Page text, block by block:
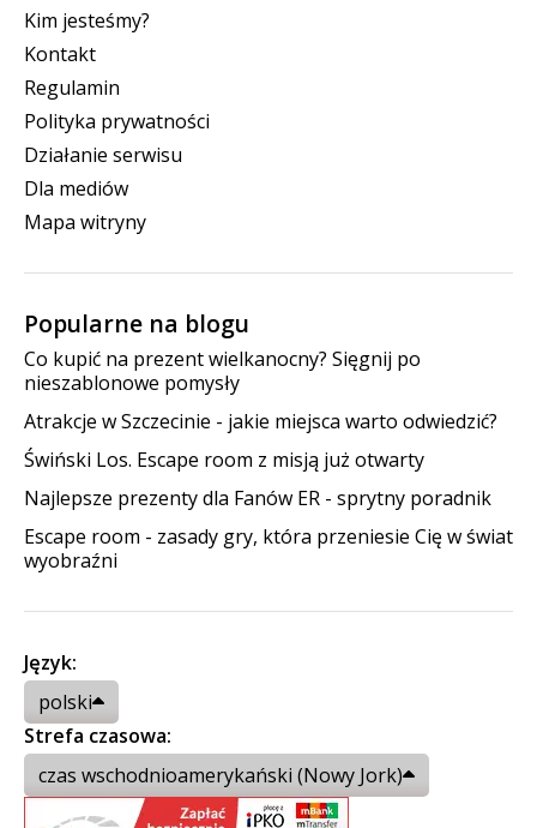
Kim jesteśmy?
Kontakt
Regulamin
Polityka prywatności
Działanie serwisu
Dla mediów
Mapa witryny
Popularne na blogu
Co kupić na prezent wielkanocny? Sięgnij po
nieszablonowe pomysły
Atrakcje w Szczecinie - jakie miejsca warto odwiedzić?
Świński Los. Escape room z misją już otwarty
Najlepsze prezenty dla Fanów ER - sprytny poradnik
Escape room - zasady gry, która przeniesie Cię w świat
wyobraźni
Język:
polski
Strefa czasowa:
czas wschodnioamerykański (Nowy Jork)